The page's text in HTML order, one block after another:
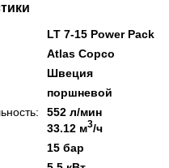
LT 7-15 Power Pack
Atlas Copco
Швеция
поршневой
552 л/мин
33.12 м3/ч
15 бар